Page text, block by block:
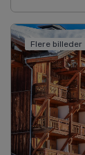
Flere billeder